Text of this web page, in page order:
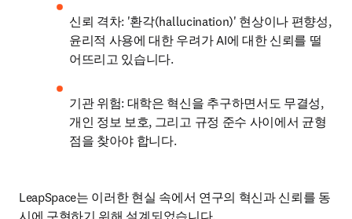
신뢰 격차: '환각(hallucination)' 현상이나 편향성,
윤리적 사용에 대한 우려가 AI에 대한 신뢰를 떨
어뜨리고 있습니다.
기관 위험: 대학은 혁신을 추구하면서도 무결성,
개인 정보 보호, 그리고 규정 준수 사이에서 균형
점을 찾아야 합니다.
LeapSpace는 이러한 현실 속에서 연구의 혁신과 신뢰를 동
시에 구현하기 위해 설계되었습니다.